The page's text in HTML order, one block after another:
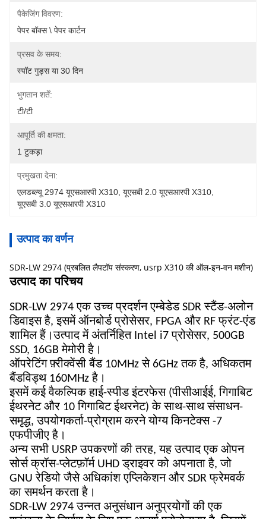
पैकेजिंग विवरण:
पेपर बॉक्स \ पेपर कार्टन
प्रसव के समय:
स्पॉट गुड्स या 30 दिन
भुगतान शर्तें:
टी/टी
आपूर्ति की क्षमता:
1 टुकड़ा
प्रमुखता देना:
एलडब्ल्यू 2974 यूएसआरपी X310 यूएसबी 2.0 यूएसआरपी X310
यूएसबी 3.0 यूएसआरपी X310
उत्पाद का वर्णन
SDR-LW 2974 (प्रबलित लैपटॉप संस्करण, usrp X310 की ऑल-इन-वन मशीन)
उत्पाद का परिचय
SDR-LW 2974 एक उच्च प्रदर्शन एम्बेडेड SDR स्टैंड-अलोन
डिवाइस है, इसमें ऑनबोर्ड प्रोसेसर, FPGA और RF फ्रंट-एंड
शामिल हैं।उत्पाद में अंतर्निहित Intel i7 प्रोसेसर, 500GB
SSD, 16GB मेमोरी है।
ऑपरेटिंग फ़्रीक्वेंसी बैंड 10MHz से 6GHz तक है, अधिकतम
बैंडविड्थ 160MHz है।
इसमें कई वैकल्पिक हाई-स्पीड इंटरफेस (पीसीआईई, गिगाबिट
ईथरनेट और 10 गिगाबिट ईथरनेट) के साथ-साथ संसाधन-
समृद्ध, उपयोगकर्ता-प्रोग्राम करने योग्य किनटेक्स -7
एफपीजीए है।
अन्य सभी USRP उपकरणों की तरह, यह उत्पाद एक ओपन
सोर्स क्रॉस-प्लेटफ़ॉर्म UHD ड्राइवर को अपनाता है, जो
GNU रेडियो जैसे अधिकांश एप्लिकेशन और SDR फ्रेमवर्क
का समर्थन करता है।
SDR-LW 2974 उन्नत अनुसंधान अनुप्रयोगों की एक